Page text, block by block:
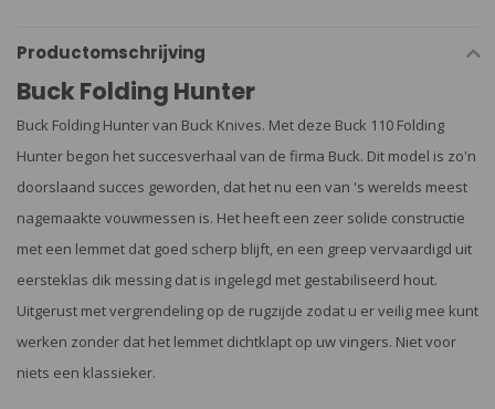
Productomschrijving
Buck Folding Hunter
Buck Folding Hunter van Buck Knives. Met deze Buck 110 Folding
Hunter begon het succesverhaal van de firma Buck. Dit model is zo'n
doorslaand succes geworden, dat het nu een van 's werelds meest
nagemaakte vouwmessen is. Het heeft een zeer solide constructie
met een lemmet dat goed scherp blijft, en een greep vervaardigd uit
eersteklas dik messing dat is ingelegd met gestabiliseerd hout.
Uitgerust met vergrendeling op de rugzijde zodat u er veilig mee kunt
werken zonder dat het lemmet dichtklapt op uw vingers. Niet voor
niets een klassieker.